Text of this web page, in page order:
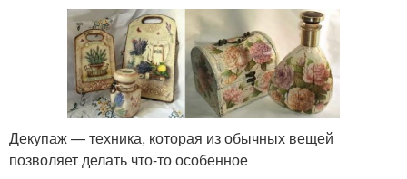
Декупаж — техника, которая из обычных вещей
позволяет делать что-то особенное